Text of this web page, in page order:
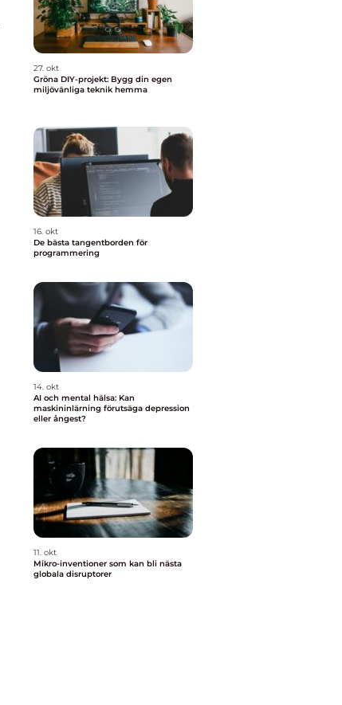
27. okt
Gröna DIY-projekt: Bygg din egen
miljövänliga teknik hemma
16. okt
De bästa tangentborden för
programmering
14. okt
AI och mental hälsa: Kan
maskininlärning förutsäga depression
eller ångest?
11. okt
Mikro-inventioner som kan bli nästa
globala disruptorer